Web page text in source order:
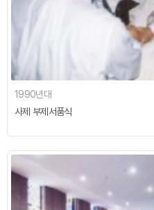
1990년대
사제 부제서품식